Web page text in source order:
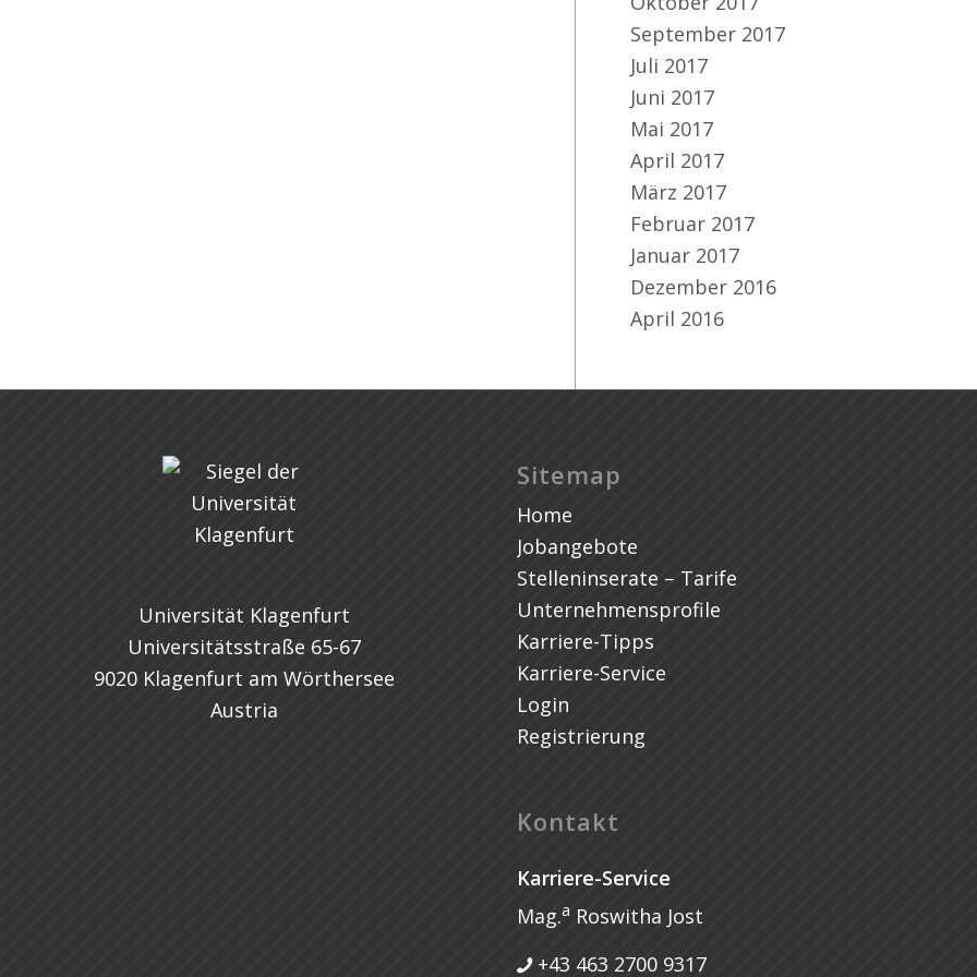
September 2017
Juli 2017
Juni 2017
Mai 2017
April 2017
März 2017
Februar 2017
Januar 2017
Dezember 2016
April 2016
Universität Klagenfurt
Universitätsstraße 65-67
9020 Klagenfurt am Wörthersee
Austria
Sitemap
Home
Jobangebote
Stelleninserate – Tarife
Unternehmensprofile
Karriere-Tipps
Karriere-Service
Login
Registrierung
Kontakt
Karriere-Service
Mag.a Roswitha Jost
+43 463 2700 9317